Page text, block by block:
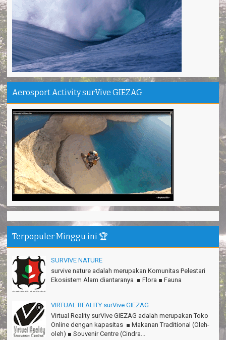
Thanks Bodyrafting Green canyon, extreme, enjoy dan seru
Santoso - Kudus
Seru banget Pantai Batukaras!
Sudrajat - Kuningan
エキサイティングなツアー。ありがとう Arief Pangandaran
Nakata-Osaka Japan
Hiromi - Fukusima Japan
Aerosport Activity surVive GIEZAG
Terpopuler Minggu ini 🏆
SURVIVE NATURE
survive nature adalah merupakan Komunitas Pelestari
Ekosistem Alam diantaranya ■ Flora ■ Fauna
VIRTUAL REALITY surVive GIEZAG
Virtual Reality surVive GIEZAG adalah merupakan Toko
Online dengan kapasitas ■ Makanan Traditional (Oleh-
oleh) ■ Souvenir Centre (Cindra...